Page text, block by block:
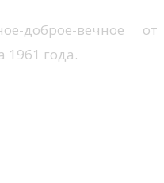
доброе-вечное от
1961 года.